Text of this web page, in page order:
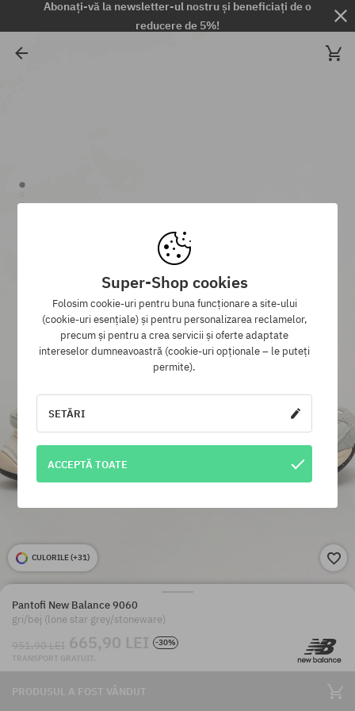
Abonați-vă la newsletter-ul nostru și beneficiați de o
reducere de 5%!
CULORILE (+31)
Pantofi New Balance 9060
gri/bej (lone star grey/stoneware)
951,90 LEI 665,90 LEI
-30%
TRANSPORT GRATUIT.
PRODUSUL A FOST VÂNDUT
Super-Shop cookies
Folosim cookie-uri pentru buna funcționare a site-ului
(cookie-uri esențiale) și pentru personalizarea reclamelor,
precum și pentru a crea servicii și oferte adaptate
intereselor dumneavoastră (cookie-uri opționale – le puteți
permite).
SETĂRI
ACCEPTĂ TOATE